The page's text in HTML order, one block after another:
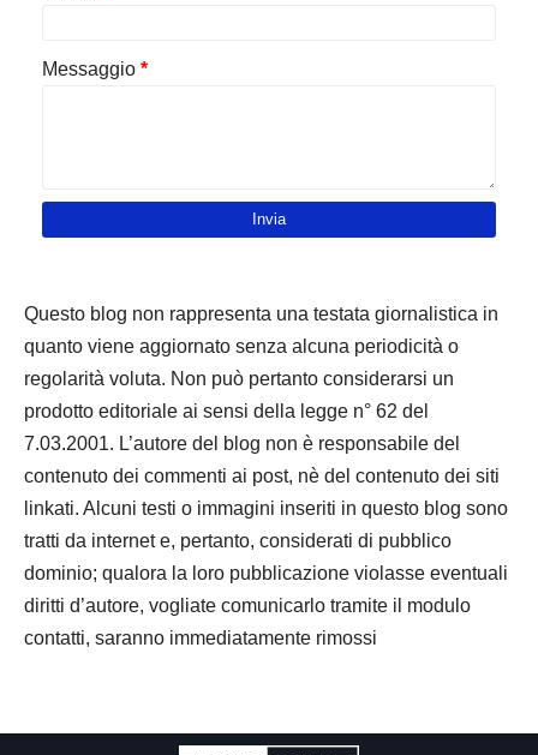
Messaggio *
Questo blog non rappresenta una testata giornalistica in
quanto viene aggiornato senza alcuna periodicità o
regolarità voluta. Non può pertanto considerarsi un
prodotto editoriale ai sensi della legge n° 62 del
7.03.2001. L’autore del blog non è responsabile del
contenuto dei commenti ai post, nè del contenuto dei siti
linkati. Alcuni testi o immagini inseriti in questo blog sono
tratti da internet e, pertanto, considerati di pubblico
dominio; qualora la loro pubblicazione violasse eventuali
diritti d’autore, vogliate comunicarlo tramite il modulo
contatti, saranno immediatamente rimossi